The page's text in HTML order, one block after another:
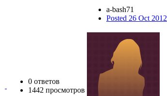
a-bash71
Posted 26 Oct 2012
0 ответов
1442 просмотров